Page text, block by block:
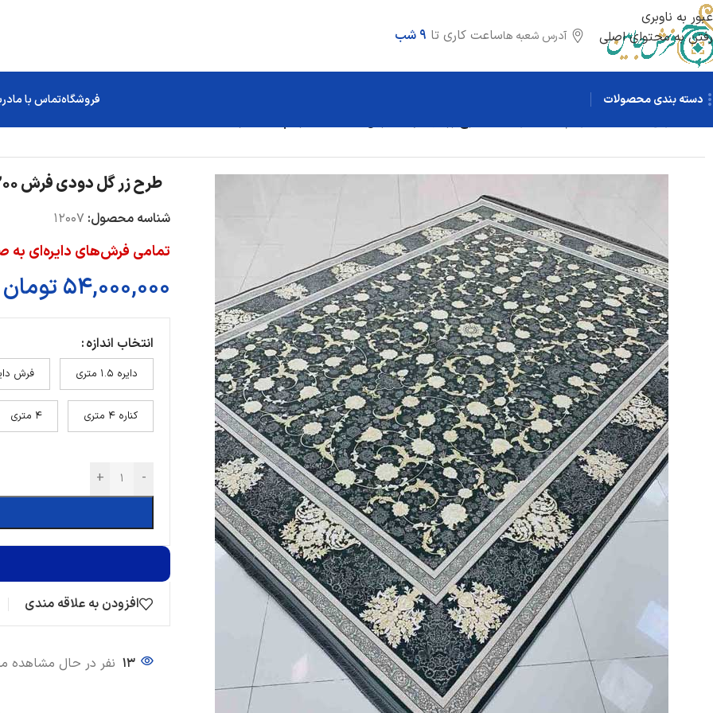
عبور به ناوبری
رفتن به محتوای اصلی
آدرس شعبه هاساعت کاری تا 9 شب
دسته بندی محصولات فروشگاهتماس با ما
طرح زر گل دودی فرش 1200 شانه تراکم 3600 برجسته
شناسه محصول: 12007
تمامی فرش‌های دایره‌ای
54,000,000تومان
انتخاب اندازه
دایره 1.5 متری فرش
کناره 4 متری 4 متری
-
+
افزودن به علاقه مندی
13 نفر در حال